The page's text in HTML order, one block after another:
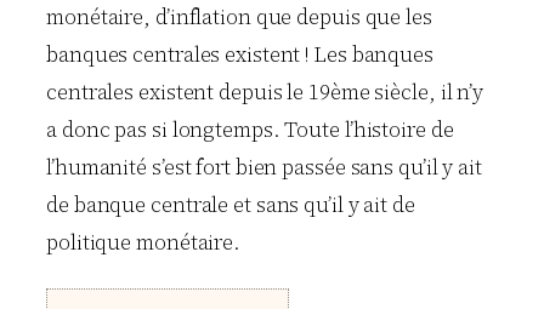
monétaire, d’inflation que depuis que les
banques centrales existent ! Les banques
centrales existent depuis le 19ème siècle, il n’y
a donc pas si longtemps. Toute l’histoire de
l’humanité s’est fort bien passée sans qu’il y ait
de banque centrale et sans qu’il y ait de
politique monétaire.